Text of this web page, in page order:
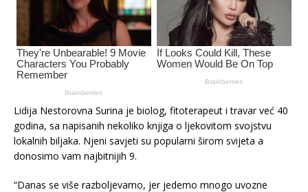
Lidija Nestorovna Surina je biolog, fitoterapeut i travar već 40
godina, sa napisanih nekoliko knjiga o ljekovitom svojstvu
lokalnih biljaka. Njeni savjeti su popularni širom svijeta a
donosimo vam najbitnijih 9.
“Danas se više razboljevamo, jer jedemo mnogo uvozne